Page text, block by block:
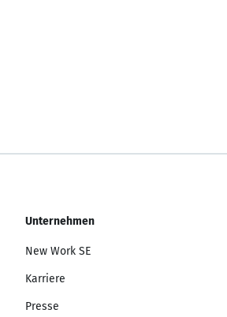
Unternehmen
New Work SE
Karriere
Presse